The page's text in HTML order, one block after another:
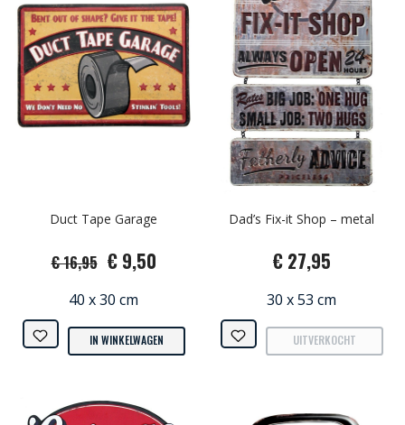
Duct Tape Garage
€ 16,95 € 9,50
40 x 30 cm
IN WINKELWAGEN
Dad’s Fix-it Shop – metal
€ 27,95
30 x 53 cm
UITVERKOCHT